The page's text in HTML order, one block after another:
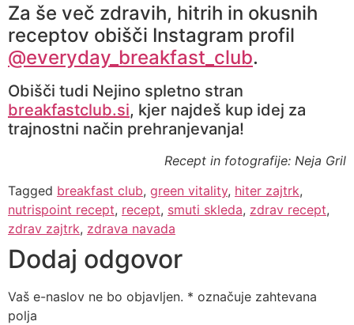
Za še več zdravih, hitrih in okusnih
receptov obišči Instagram profil
@everyday_breakfast_club.
Obišči tudi Nejino spletno stran
breakfastclub.si, kjer najdeš kup idej za
trajnostni način prehranjevanja!
Recept in fotografije: Neja Gril⁣
Tagged breakfast club, green vitality, hiter zajtrk,
nutrispoint recept, recept, smuti skleda, zdrav recept,
zdrav zajtrk, zdrava navada
Dodaj odgovor
Vaš e-naslov ne bo objavljen. * označuje zahtevana
polja